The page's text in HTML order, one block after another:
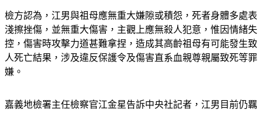
檢方認為，江男與祖母應無重大嫌隙或積怨，死者身體多處表
淺擦挫傷，並無重大傷害，主觀上應無殺人犯意，惟因情緒失
控，傷害時攻擊力道甚難拿捏，造成其高齡祖母有可能發生致
人死亡結果，涉及違反保護令及傷害直系血親尊親屬致死等罪
嫌。
嘉義地檢署主任檢察官江金星告訴中央社記者，江男目前仍羈